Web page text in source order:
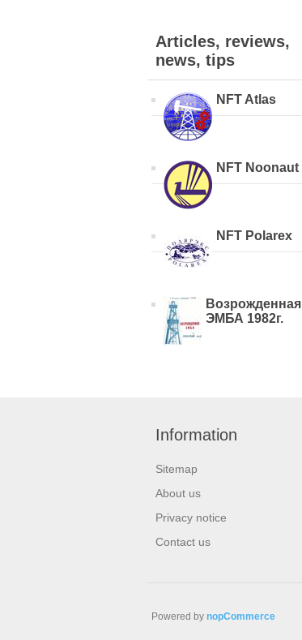
Articles, reviews,
news, tips
NFT Atlas
NFT Noonaut
NFT Polarex
Возрожденная
ЭМБА 1982г.
Information
Sitemap
About us
Privacy notice
Contact us
Powered by nopCommerce